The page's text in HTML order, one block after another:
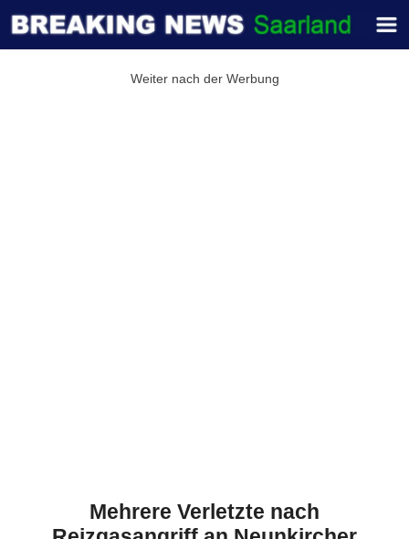
Weiter nach der Werbung
Mehrere Verletzte nach